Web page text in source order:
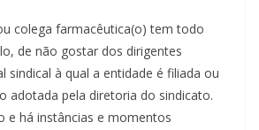
colega farmacêutica(o) tem todo
de não gostar dos dirigentes
sindical à qual a entidade é filiada ou
adotada pela diretoria do sindicato.
e há instâncias e momentos